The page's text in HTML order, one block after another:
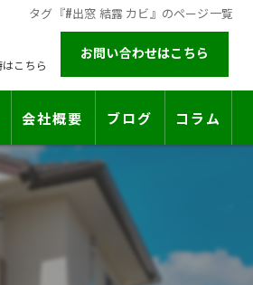
タグ『#出窓 結露 カビ』のページ一覧
こちら
お問い合わせはこちら
会社概要
施工対応エリア
ブログ コラム